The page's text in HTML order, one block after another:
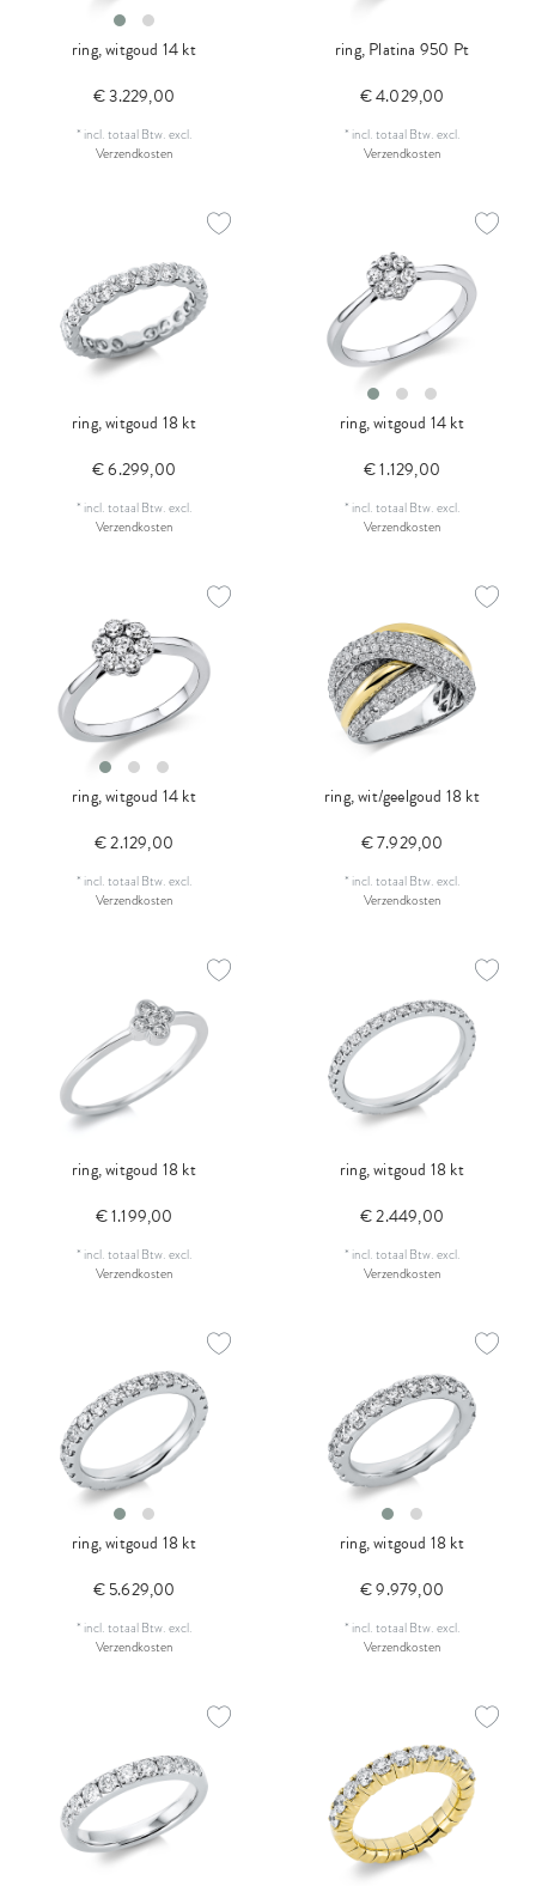
ring, witgoud 14 kt
€ 3.229,00
* incl. totaal Btw.excl.
Verzendkosten
ring, Platina 950 Pt
€ 4.029,00
* incl. totaal Btw.excl.
Verzendkosten
ring, witgoud 18 kt
€ 6.299,00
* incl. totaal Btw.excl.
Verzendkosten
ring, witgoud 14 kt
€ 1.129,00
* incl. totaal Btw.excl.
Verzendkosten
ring, witgoud 14 kt
€ 2.129,00
* incl. totaal Btw.excl.
Verzendkosten
ring, wit/geelgoud 18 kt
€ 7.929,00
* incl. totaal Btw.excl.
Verzendkosten
ring, witgoud 18 kt
€ 1.199,00
* incl. totaal Btw.excl.
Verzendkosten
ring, witgoud 18 kt
€ 2.449,00
* incl. totaal Btw.excl.
Verzendkosten
ring, witgoud 18 kt
€ 5.629,00
* incl. totaal Btw.excl.
Verzendkosten
ring, witgoud 18 kt
€ 9.979,00
* incl. totaal Btw.excl.
Verzendkosten